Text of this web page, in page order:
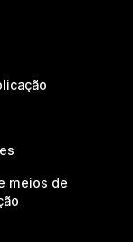
meios de